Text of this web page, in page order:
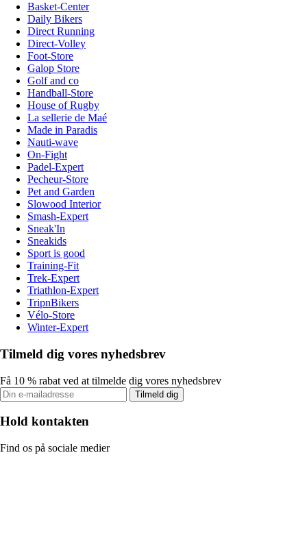
Basket-Center
Daily Bikers
Direct Running
Direct-Volley
Foot-Store
Galop Store
Golf and co
Handball-Store
House of Rugby
La sellerie de Maé
Made in Paradis
Nauti-wave
On-Fight
Padel-Expert
Pecheur-Store
Pet and Garden
Slowood Interior
Smash-Expert
Sneak'In
Sneakids
Sport is good
Training-Fit
Trek-Expert
Triathlon-Expert
TripnBikers
Vélo-Store
Winter-Expert
Tilmeld dig vores nyhedsbrev
Få 10 % rabat ved at tilmelde dig vores nyhedsbrev
Tilmeld dig
Hold kontakten
Find os på sociale medier